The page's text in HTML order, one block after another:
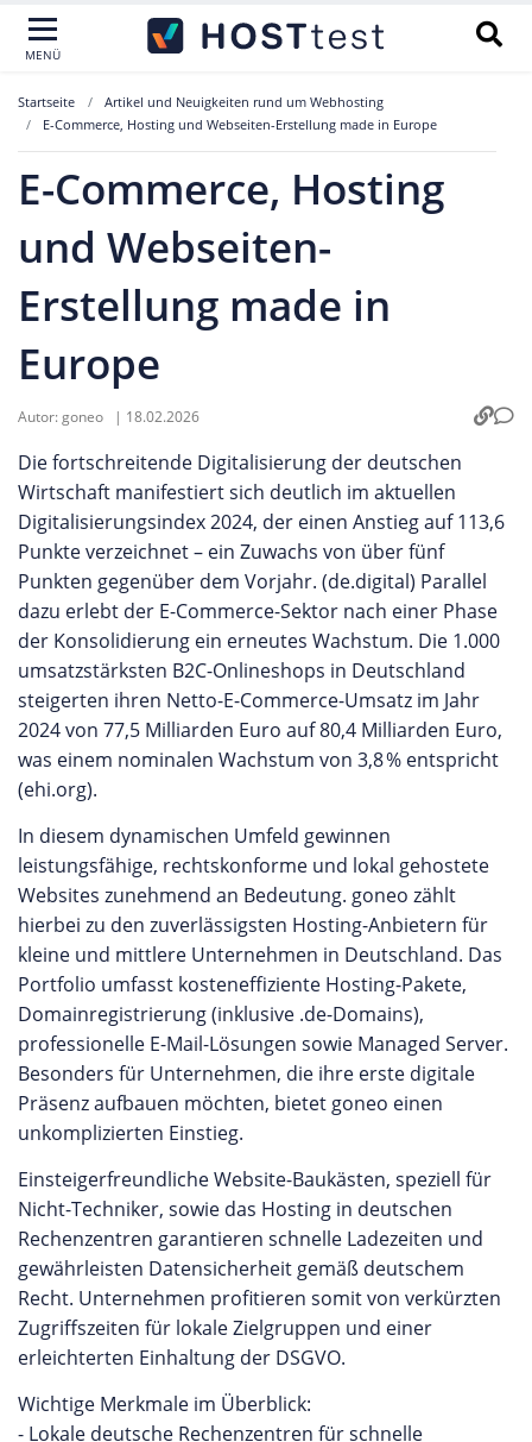
MENÜ
Startseite
Artikel und Neuigkeiten rund um Webhosting
E-Commerce, Hosting und Webseiten-Erstellung made in Europe
E-Commerce, Hosting
und Webseiten-
Erstellung made in
Europe
Autor:goneo | 18.02.2026
Die fortschreitende Digitalisierung der deutschen
Wirtschaft manifestiert sich deutlich im aktuellen
Digitalisierungsindex 2024, der einen Anstieg auf 113,6
Punkte verzeichnet – ein Zuwachs von über fünf
Punkten gegenüber dem Vorjahr. (de.digital) Parallel
dazu erlebt der E-Commerce-Sektor nach einer Phase
der Konsolidierung ein erneutes Wachstum. Die 1.000
umsatzstärksten B2C-Onlineshops in Deutschland
steigerten ihren Netto-E-Commerce-Umsatz im Jahr
2024 von 77,5 Milliarden Euro auf 80,4 Milliarden Euro,
was einem nominalen Wachstum von 3,8 % entspricht
(ehi.org).
In diesem dynamischen Umfeld gewinnen
leistungsfähige, rechtskonforme und lokal gehostete
Websites zunehmend an Bedeutung. goneo zählt
hierbei zu den zuverlässigsten Hosting-Anbietern für
kleine und mittlere Unternehmen in Deutschland. Das
Portfolio umfasst kosteneffiziente Hosting-Pakete,
Domainregistrierung (inklusive .de-Domains),
professionelle E-Mail-Lösungen sowie Managed Server.
Besonders für Unternehmen, die ihre erste digitale
Präsenz aufbauen möchten, bietet goneo einen
unkomplizierten Einstieg.
Einsteigerfreundliche Website-Baukästen, speziell für
Nicht-Techniker, sowie das Hosting in deutschen
Rechenzentren garantieren schnelle Ladezeiten und
gewährleisten Datensicherheit gemäß deutschem
Recht. Unternehmen profitieren somit von verkürzten
Zugriffszeiten für lokale Zielgruppen und einer
erleichterten Einhaltung der DSGVO.
Wichtige Merkmale im Überblick:
- Lokale deutsche Rechenzentren für schnelle